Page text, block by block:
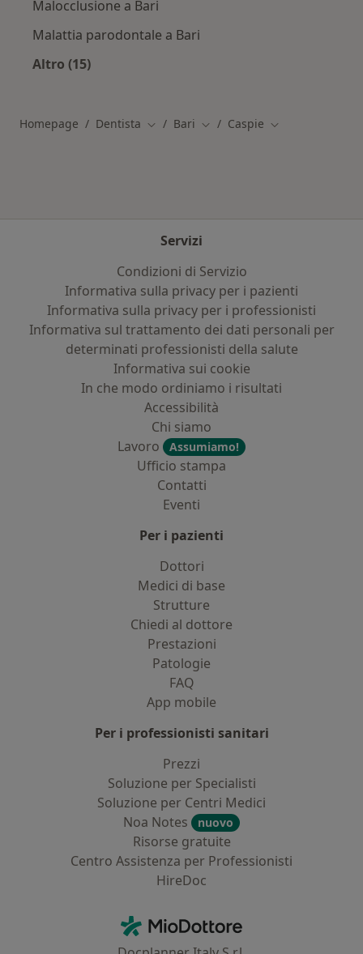
Malocclusione a Bari
Malattia parodontale a Bari
Altro (15)
Homepage Dentista Cambia città
Bari Cambia città
Caspie Cambia città
Servizi
Condizioni di Servizio
Informativa sulla privacy per i pazienti
Informativa sulla privacy per i professionisti
Informativa sul trattamento dei dati personali per
determinati professionisti della salute
Informativa sui cookie
In che modo ordiniamo i risultati
Accessibilità
Chi siamo
Lavoro
Assumiamo!
Ufficio stampa
Contatti
Eventi
Per i pazienti
Dottori
Medici di base
Strutture
Chiedi al dottore
Prestazioni
Patologie
FAQ
App mobile
Per i professionisti sanitari
Prezzi
Soluzione per Specialisti
Soluzione per Centri Medici
Noa Notes
nuovo
Risorse gratuite
Centro Assistenza per Professionisti
HireDoc
MioDottore - Homepage